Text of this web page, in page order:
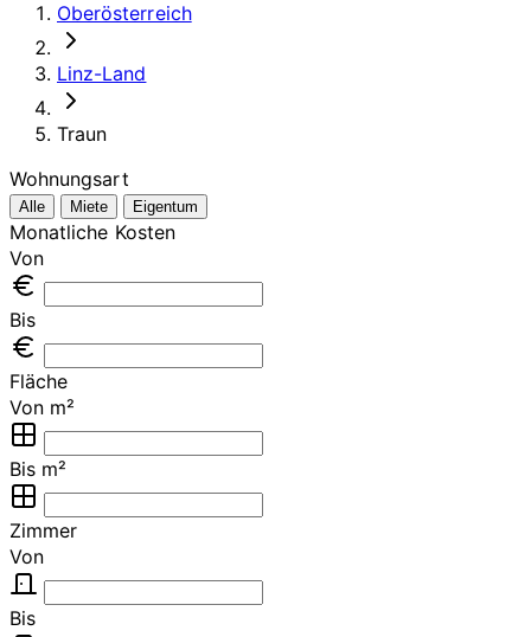
Oberösterreich
Linz-Land
Traun
Wohnungsart
Alle Miete Eigentum
Monatliche Kosten
Von
Bis
Fläche
Von m²
Bis m²
Zimmer
Von
Bis